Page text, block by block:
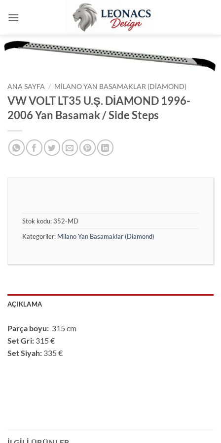
atla
ANA SAYFA / MILANO YAN BASAMAKLAR (DIAMOND)
VW VOLT LT35 U.Ş. DİAMOND 1996-
2006 Yan Basamak / Side Steps
Stok kodu:352-MD
Kategoriler: Milano Yan Basamaklar (Diamond)
AÇIKLAMA
Parça boyu: 315 cm
Set Gri: 315 €
Set Siyah: 335 €